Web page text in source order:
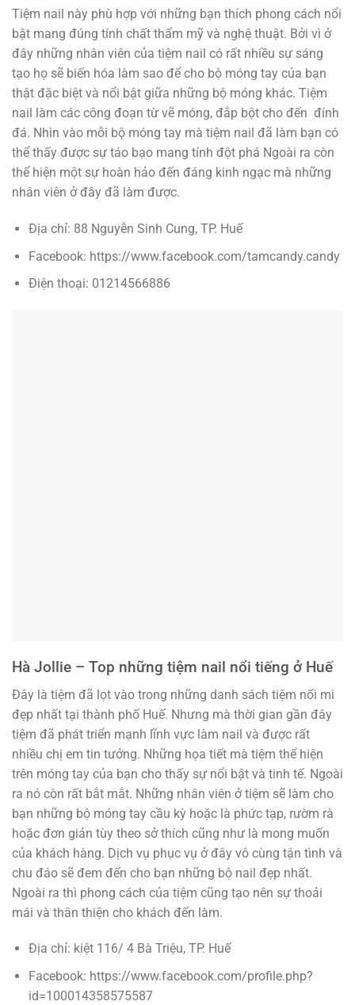
Tiệm nail này phù hợp với những bạn thích phong cách nổi
bật mang đúng tính chất thẩm mỹ và nghệ thuật. Bởi vì ở
đây những nhân viên của tiệm nail có rất nhiều sự sáng
tạo họ sẽ biến hóa làm sao để cho bộ móng tay của bạn
thật đặc biệt và nổi bật giữa những bộ móng khác. Tiệm
nail làm các công đoạn từ vẽ móng, đắp bột cho đến đính
đá. Nhìn vào mỗi bộ móng tay mà tiệm nail đã làm bạn có
thể thấy được sự táo bạo mang tính đột phá Ngoài ra còn
thể hiện một sự hoàn hảo đến đáng kinh ngạc mà những
nhân viên ở đây đã làm được.
Địa chỉ: 88 Nguyễn Sinh Cung, TP. Huế
Facebook: https://www.facebook.com/tamcandy.candy
Điện thoại: 01214566886
Hà Jollie – Top những tiệm nail nổi tiếng ở Huế
Đây là tiệm đã lọt vào trong những danh sách tiệm nối mi
đẹp nhất tại thành phố Huế. Nhưng mà thời gian gần đây
tiệm đã phát triển mạnh lĩnh vực làm nail và được rất
nhiều chị em tin tưởng. Những họa tiết mà tiệm thể hiện
trên móng tay của bạn cho thấy sự nổi bật và tinh tế. Ngoài
ra nó còn rất bắt mắt. Những nhân viên ở tiệm sẽ làm cho
bạn những bộ móng tay cầu kỳ hoặc là phức tạp, rườm rà
hoặc đơn giản tùy theo sở thích cũng như là mong muốn
của khách hàng. Dịch vụ phục vụ ở đây vô cùng tận tình và
chu đáo sẽ đem đến cho bạn những bộ nail đẹp nhất.
Ngoài ra thì phong cách của tiệm cũng tạo nên sự thoải
mái và thân thiện cho khách đến làm.
Địa chỉ: kiệt 116/ 4 Bà Triệu, TP. Huế
Facebook: https://www.facebook.com/profile.php?
id=100014358575587